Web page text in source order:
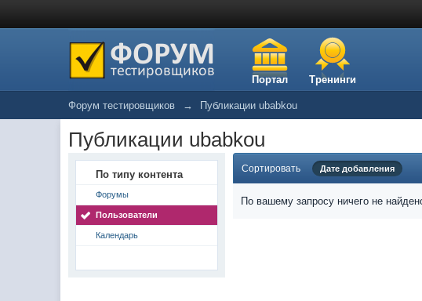
Портал Тренинги
Форум тестировщиков → Публикации ubabkou
Публикации ubabkou
По типу контента
Форумы
Пользователи
Календарь
Сортировать Дате добавления
По вашему запросу ничего не